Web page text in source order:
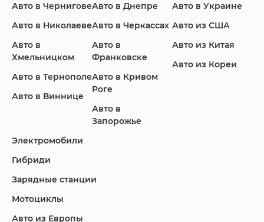
Infiniti Jaguar Jeep
Land Rover
Lincoln
Авто в Чернигове
Авто в Николаеве
Авто в
Хмельницком
Авто в Тернополе
Авто в Виннице
Авто в Днепре
Авто в Черкассах
Авто в
Франковске
Авто в Кривом
Роге
Авто в
Запорожье
Авто в Украине
Авто из США
Авто из Китая
Авто из Кореи
Электромобили
Гибриди
Зарядные станции
Мотоциклы
Авто из Европы